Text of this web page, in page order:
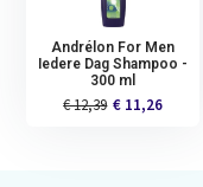
Andrélon For Men
Iedere Dag Shampoo -
300 ml
€ 12,39 € 11,26